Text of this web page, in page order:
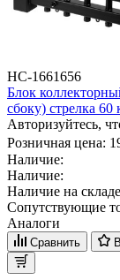
НС-1661656
Блок
сбоку) стрелка
Авторизуйтесь,
Розничная цена:
Наличие:
Наличие:
Наличие на складе
Сопутствующие
Аналоги
Сравнить